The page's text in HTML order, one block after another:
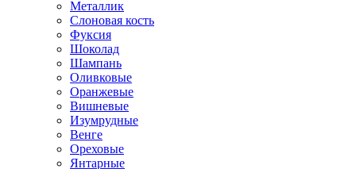
Металлик
Слоновая кость
Фуксия
Шоколад
Шампань
Оливковые
Оранжевые
Вишневые
Изумрудные
Венге
Ореховые
Янтарные